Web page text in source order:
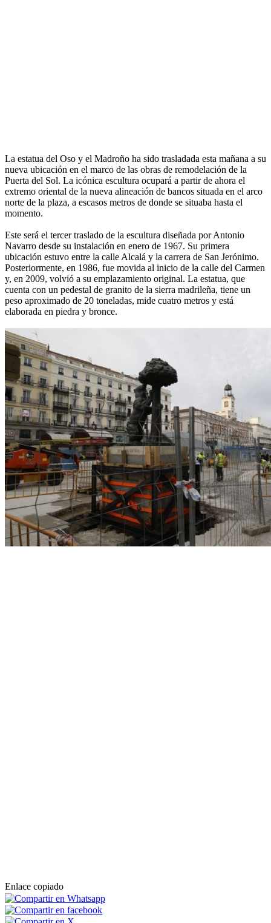
La estatua del Oso y el Madroño ha sido trasladada esta mañana a su
nueva ubicación en el marco de las obras de remodelación de la
Puerta del Sol. La icónica escultura ocupará a partir de ahora el
extremo oriental de la nueva alineación de bancos situada en el arco
norte de la plaza, a escasos metros de donde se situaba hasta el
momento.
Este será el tercer traslado de la escultura diseñada por Antonio
Navarro desde su instalación en enero de 1967. Su primera
ubicación estuvo entre la calle Alcalá y la carrera de San Jerónimo.
Posteriormente, en 1986, fue movida al inicio de la calle del Carmen
y, en 2009, volvió a su emplazamiento original. La estatua, que
cuenta con un pedestal de granito de la sierra madrileña, tiene un
peso aproximado de 20 toneladas, mide cuatro metros y está
elaborada en piedra y bronce.
Enlace copiado